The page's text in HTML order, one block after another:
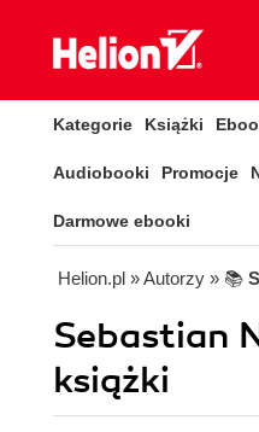
Kategorie Książki
Audiobooki Promocje
Darmowe ebooki
Helion.pl » Autorzy » 📚
Sebastian
książki